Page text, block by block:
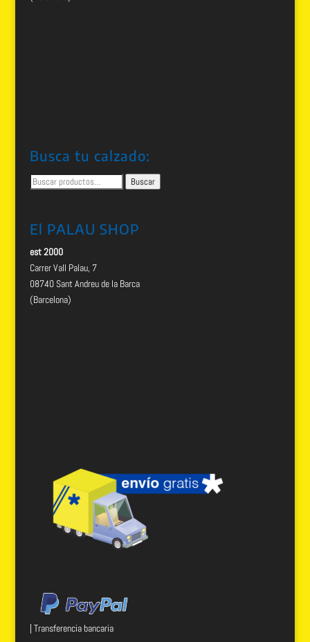
Busca tu calzado:
Buscar
por:
Buscar
El PALAU SHOP
est 2000
Carrer Vall Palau, 7
08740 Sant Andreu de la Barca
(Barcelona)
| Transferencia bancaria